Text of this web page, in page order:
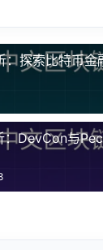
：探索比特币金
：DevCon与